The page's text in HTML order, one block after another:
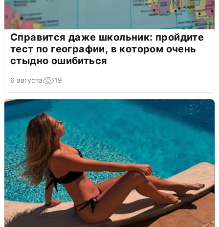
Справится даже школьник: пройдите
тест по географии, в котором очень
стыдно ошибиться
6 августа 19